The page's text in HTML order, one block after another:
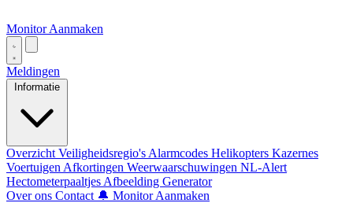
Monitor Aanmaken
Meldingen
Informatie
Overzicht Veiligheidsregio's Alarmcodes Helikopters Kazernes
Voertuigen Afkortingen Weerwaarschuwingen NL-Alert
Hectometerpaaltjes Afbeelding Generator
Over ons Contact 🔔 Monitor Aanmaken